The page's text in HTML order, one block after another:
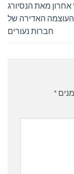
אחרון מאת הנסיורג
העוצמה האדירה של
חברות נעורים
*